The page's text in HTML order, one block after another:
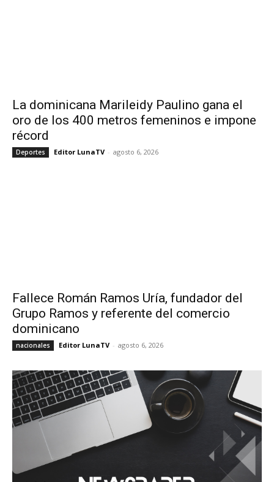
La dominicana Marileidy Paulino gana el
oro de los 400 metros femeninos e impone
récord
Deportes Editor LunaTV - agosto 6, 2026
Fallece Román Ramos Uría, fundador del
Grupo Ramos y referente del comercio
dominicano
nacionales Editor LunaTV - agosto 6, 2026